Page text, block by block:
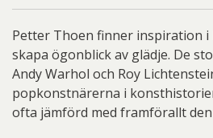
Petter Thoen finner inspiration
skapa ögonblick av glädje. De
Andy Warhol och Roy
popkonstnärerna i
ofta jämförd med framförallt